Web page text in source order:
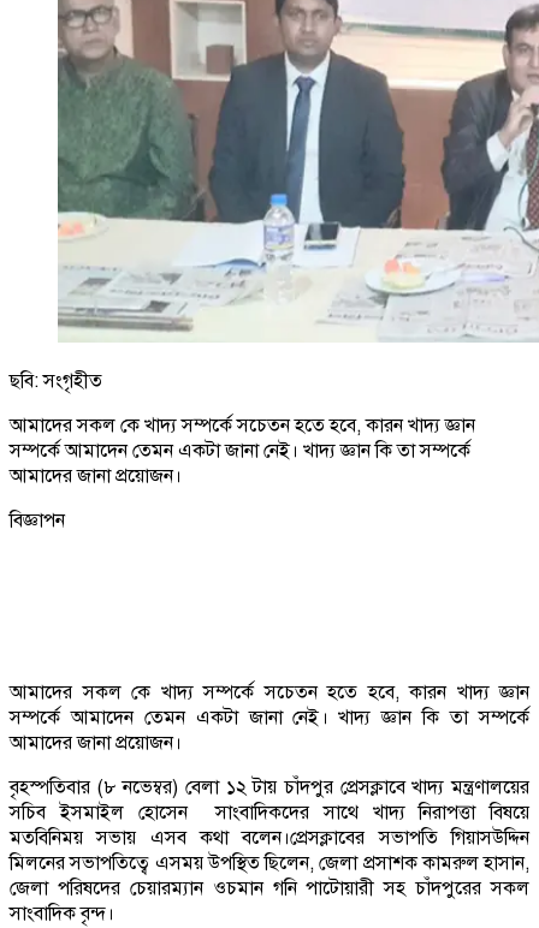
ছবি: সংগৃহীত
আমাদের সকল কে খাদ্য সম্পর্কে সচেতন হতে হবে, কারন খাদ্য জ্ঞান
সম্পর্কে আমাদেন তেমন একটা জানা নেই। খাদ্য জ্ঞান কি তা সম্পর্কে
আমাদের জানা প্রয়োজন।
বিজ্ঞাপন
আমাদের সকল কে খাদ্য সম্পর্কে সচেতন হতে হবে, কারন খাদ্য জ্ঞান
সম্পর্কে আমাদেন তেমন একটা জানা নেই। খাদ্য জ্ঞান কি তা সম্পর্কে
আমাদের জানা প্রয়োজন।
বৃহস্পতিবার (৮ নভেম্বর) বেলা ১২ টায় চাঁদপুর প্রেসক্লাবে খাদ্য মন্ত্রণালয়ের
সচিব ইসমাইল হোসেন সাংবাদিকদের সাথে খাদ্য নিরাপত্তা বিষয়ে
মতবিনিময় সভায় এসব কথা বলেন।প্রেসক্লাবের সভাপতি গিয়াসউদ্দিন
মিলনের সভাপতিত্বে এসময় উপস্থিত ছিলেন, জেলা প্রসাশক কামরুল হাসান,
জেলা পরিষদের চেয়ারম্যান ওচমান গনি পাটোয়ারী সহ চাঁদপুরের সকল
সাংবাদিক বৃন্দ।